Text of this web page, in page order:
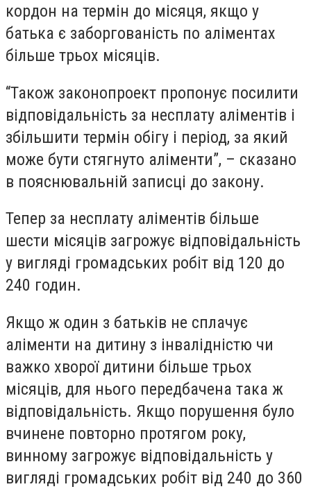
кордон на термін до місяця, якщо у
батька є заборгованість по аліментах
більше трьох місяців.
“Також законопроект пропонує посилити
відповідальність за несплату аліментів і
збільшити термін обігу і період, за який
може бути стягнуто аліменти”, – сказано
в пояснювальній записці до закону.
Тепер за несплату аліментів більше
шести місяців загрожує відповідальність
у вигляді громадських робіт від 120 до
240 годин.
Якщо ж один з батьків не сплачує
аліменти на дитину з інвалідністю чи
важко хворої дитини більше трьох
місяців, для нього передбачена така ж
відповідальність. Якщо порушення було
вчинене повторно протягом року,
винному загрожує відповідальність у
вигляді громадських робіт від 240 до 360